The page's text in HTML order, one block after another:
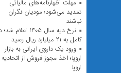
مهلت اظهارنامه‌های مالیاتی
تمدید می‌شود؛ مودیان نگران
نباشند
نرخ دیه سال ۱۴۰۵ اعلام
کامل به ۲۱ میلیارد ریال رسید
ورود یک داروی ایرانی به بازار
اروپا؛ اخذ مجوز فروش از اتحادیه
اروپا